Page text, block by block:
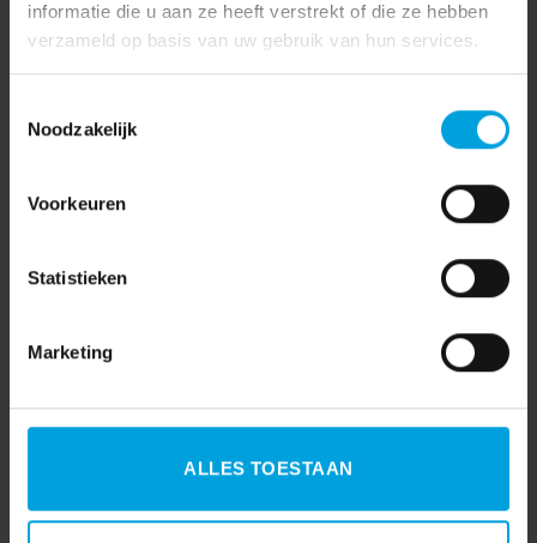
informatie die u aan ze heeft verstrekt of die ze hebben
verzameld op basis van uw gebruik van hun services.
Noodzakelijk
Voorkeuren
Statistieken
Marketing
ALLES TOESTAAN